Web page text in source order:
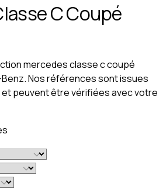
C Coupé
mercedes classe c coupé
Nos références sont issues
peuvent être vérifiées avec votre
s